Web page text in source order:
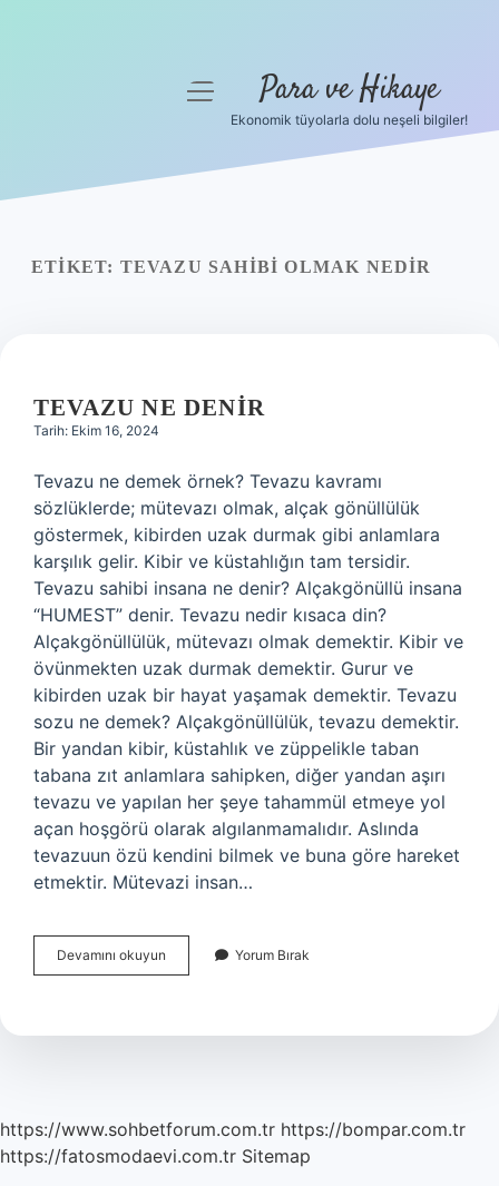
Yasal Uyarı
menüyü
Para ve Hikaye
Ekonomik tüyolarla dolu neşeli bilgiler!
ETIKET: TEVAZU SAHIBI OLMAK NEDIR
TEVAZU NE DENIR
Tarih: Ekim 16, 2024
Tevazu ne demek örnek? Tevazu kavramı
sözlüklerde; mütevazı olmak, alçak gönüllülük
göstermek, kibirden uzak durmak gibi anlamlara
karşılık gelir. Kibir ve küstahlığın tam tersidir.
Tevazu sahibi insana ne denir? Alçakgönüllü insana
“HUMEST” denir. Tevazu nedir kısaca din?
Alçakgönüllülük, mütevazı olmak demektir. Kibir ve
övünmekten uzak durmak demektir. Gurur ve
kibirden uzak bir hayat yaşamak demektir. Tevazu
sozu ne demek? Alçakgönüllülük, tevazu demektir.
Bir yandan kibir, küstahlık ve züppelikle taban
tabana zıt anlamlara sahipken, diğer yandan aşırı
tevazu ve yapılan her şeye tahammül etmeye yol
açan hoşgörü olarak algılanmamalıdır. Aslında
tevazuun özü kendini bilmek ve buna göre hareket
etmektir. Mütevazi insan…
Devamını okuyun
Ne
Yorum Bırak
https://www.sohbetforum.com.tr https://bompar.com.tr
https://fatosmodaevi.com.tr Sitemap